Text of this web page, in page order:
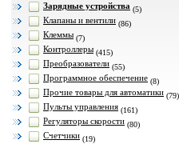
Зарядные устройства (5)
Клапаны и вентили (86)
Клеммы (7)
Контроллеры (415)
Преобразователи (55)
Программное обеспечение (8)
Прочие товары для автоматики (79)
Пульты управления (161)
Регуляторы скорости (80)
Счетчики (19)